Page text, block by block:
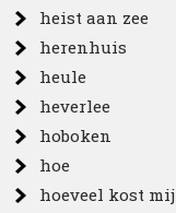
heist aan zee
herenhuis
heule
heverlee
hoboken
hoe
hoeveel kost